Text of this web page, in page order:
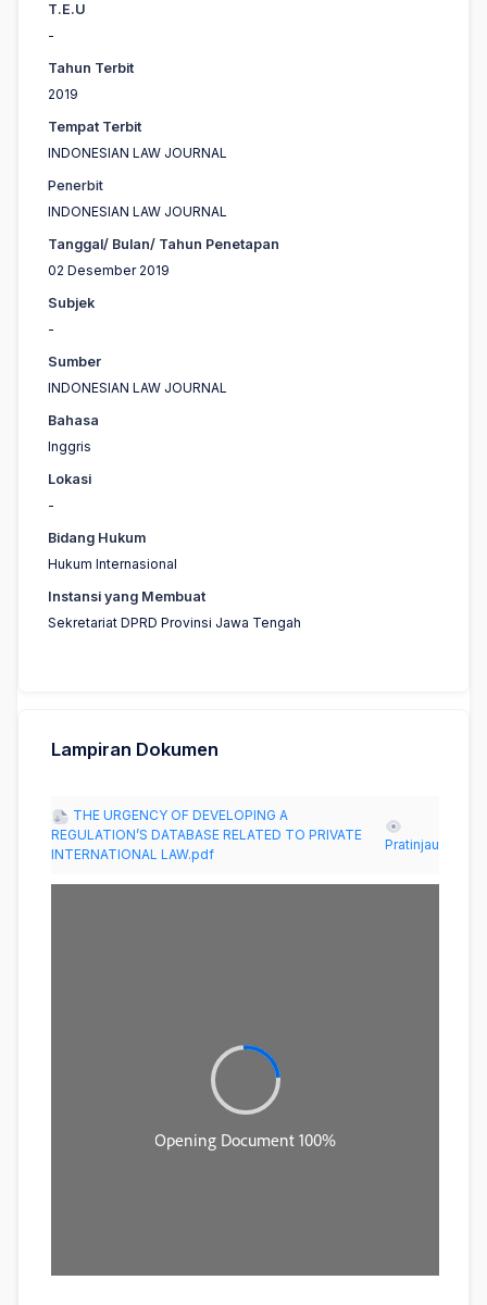
T.E.U
-
Tahun Terbit
2019
Tempat Terbit
INDONESIAN LAW JOURNAL
Penerbit
INDONESIAN LAW JOURNAL
Tanggal/ Bulan/ Tahun Penetapan
02 Desember 2019
Subjek
-
Sumber
INDONESIAN LAW JOURNAL
Bahasa
Inggris
Lokasi
-
Bidang Hukum
Hukum Internasional
Instansi yang Membuat
Sekretariat DPRD Provinsi Jawa Tengah
Lampiran Dokumen
THE URGENCY OF DEVELOPING A
REGULATION’S DATABASE RELATED TO PRIVATE
INTERNATIONAL LAW.pdf
Pratinjau